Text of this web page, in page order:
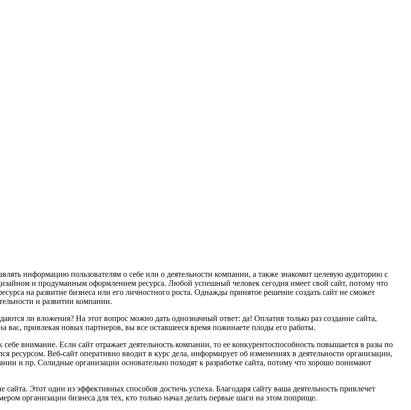
информацию пользователям о себе или о деятельности компании, а также знакомит целевую аудиторию с
и продуманным оформлением ресурса. Любой успешный человек сегодня имеет свой сайт, потому что
на развитие бизнеса или его личностного роста. Однажды принятое решение создать сайт не сможет
и развитии компании.
ли вложения? На этот вопрос можно дать однозначный ответ: да! Оплатив только раз создание сайта,
вас, привлекая новых партнеров, вы все оставшееся время пожинаете плоды его работы.
себе внимание. Если сайт отражает деятельность компании, то ее конкурентоспособность повышается в разы по
ресурсом. Веб-сайт оперативно вводит в курс дела, информирует об изменениях в деятельности организации,
и пр. Солидные организации основательно походят к разработке сайта, потому что хорошо понимают
Этот один из эффективных способов достичь успеха. Благодаря сайту ваша деятельность привлечет
организации бизнеса для тех, кто только начал делать первые шаги на этом поприще.